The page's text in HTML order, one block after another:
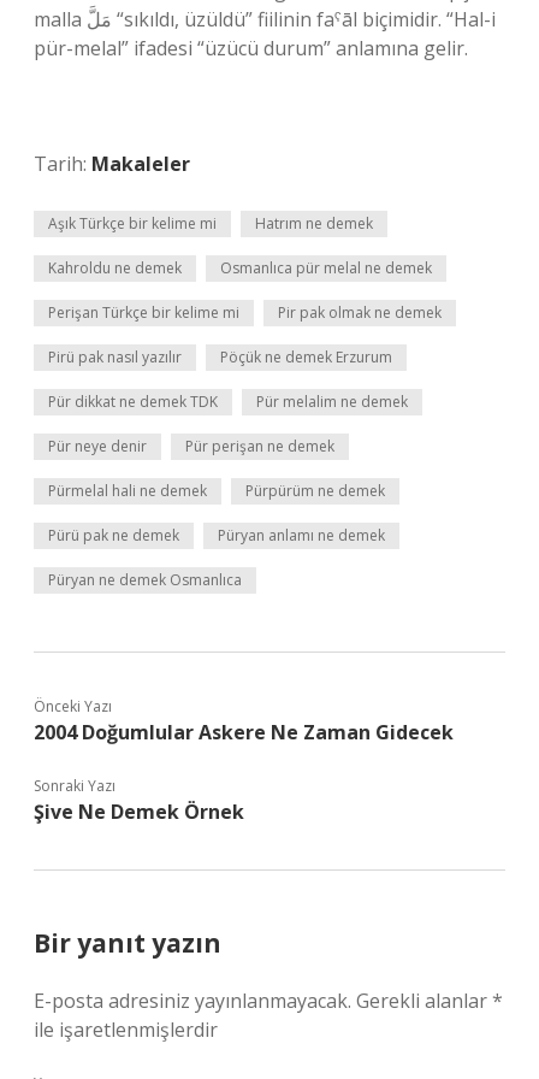
malla مَلَّ “sıkıldı, üzüldü” fiilinin faˁāl biçimidir. “Hal-i
pür-melal” ifadesi “üzücü durum” anlamına gelir.
Tarih: Makaleler
Aşık Türkçe bir kelime mi Hatrım ne demek
Kahroldu ne demek Osmanlıca pür melal ne demek
Perişan Türkçe bir kelime mi Pir pak olmak ne demek
Pirü pak nasıl yazılır Pöçük ne demek Erzurum
Pür dikkat ne demek TDK Pür melalim ne demek
Pür neye denir Pür perişan ne demek
Pürmelal hali ne demek Pürpürüm ne demek
Pürü pak ne demek Püryan anlamı ne demek
Püryan ne demek Osmanlıca
Önceki Yazı
2004 Doğumlular Askere Ne Zaman Gidecek
Sonraki Yazı
Şive Ne Demek Örnek
Bir yanıt yazın
E-posta adresiniz yayınlanmayacak. Gerekli alanlar*
ile işaretlenmişlerdir